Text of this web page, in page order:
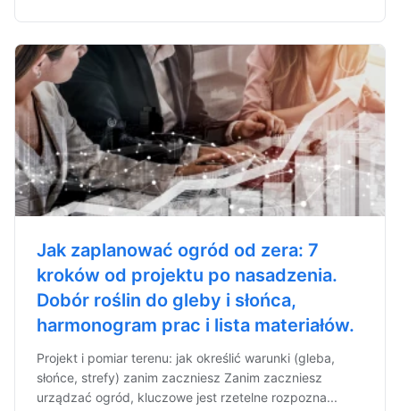
Jak zaplanować ogród od zera: 7
kroków od projektu po nasadzenia.
Dobór roślin do gleby i słońca,
harmonogram prac i lista materiałów.
Projekt i pomiar terenu: jak określić warunki (gleba,
słońce, strefy) zanim zaczniesz Zanim zaczniesz
urządzać ogród, kluczowe jest rzetelne rozpozna...